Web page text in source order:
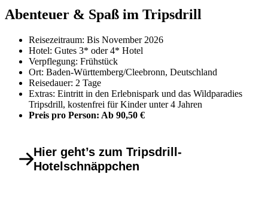
Abenteuer & Spaß im Tripsdrill
Reisezeitraum: Bis November 2026
Hotel: Gutes 3* oder 4* Hotel
Verpflegung: Frühstück
Ort: Baden-Württemberg/Cleebronn, Deutschland
Reisedauer: 2 Tage
Extras: Eintritt in den Erlebnispark und das Wildparadies
Tripsdrill, kostenfrei für Kinder unter 4 Jahren
Preis pro Person: Ab 90,50 €
Hier geht’s zum Tripsdrill-
Hotelschnäppchen